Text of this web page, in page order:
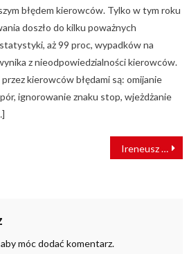
błędem kierowców. Tylko w tym roku
doszło do kilku poważnych
aż 99 proc, wypadków na
z nieodpowiedzialności kierowców.
kierowców błędami są: omijanie
ignorowanie znaku stop, wjeżdżanie
Ireneusz Merchel: Kolej bardziej dostępna, sprawniejsza i niezawodna [WYWIAD]
móc dodać komentarz.